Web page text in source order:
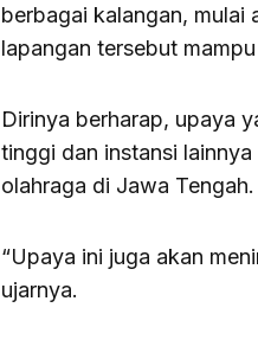
berbagai kalangan, mulai
lapangan tersebut
Dirinya berharap, upaya
tinggi dan instansi
olahraga di Jawa Tengah.
“Upaya ini juga akan
ujarnya.